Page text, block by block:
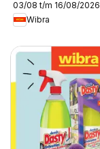
03/08 t/m 16/08/2026
Wibra